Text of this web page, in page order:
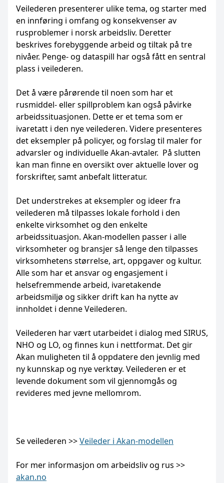
Veilederen presenterer ulike tema, og starter med
en innføring i omfang og konsekvenser av
rusproblemer i norsk arbeidsliv. Deretter
beskrives fore­byggende arbeid og tiltak på tre
nivåer. Penge- og dataspill har også fått en sentral
plass i veilederen.
Det å være pårørende til noen som har et
rusmiddel- eller spillproblem kan også påvirke
arbeidssituasjonen. Dette er et tema som er
ivaretatt i den nye veilederen. Videre presenteres
det eksempler på policyer, og forslag til maler for
advarsler og individuelle Akan-avtaler. På slutten
kan man finne en oversikt over aktuelle lover og
forskrifter, samt anbefalt litteratur.
Det understrekes at eksempler og ideer fra
veilederen må tilpasses lokale forhold i den
enkelte virksomhet og den enkelte
arbeidssituasjon. Akan-modellen passer i alle
virksomheter og bransjer så lenge den tilpasses
virksomhetens størrelse, art, oppgaver og kultur.
Alle som har et ansvar og engasjement i
helsefremmende arbeid, ivaretakende
arbeidsmiljø og sikker drift kan ha nytte av
innholdet i denne Veilederen.
Veilederen har vært utarbeidet i dialog med SIRUS,
NHO og LO, og finnes kun i nettformat. Det gir
Akan muligheten til å oppdatere den jevnlig med
ny kunnskap og nye verktøy. Veilederen er et
levende dokument som vil gjennomgås og
revideres med jevne mellomrom.
Se veilederen >>Veileder i Akan-modellen
For mer informasjon om arbeidsliv og rus >>
akan.no